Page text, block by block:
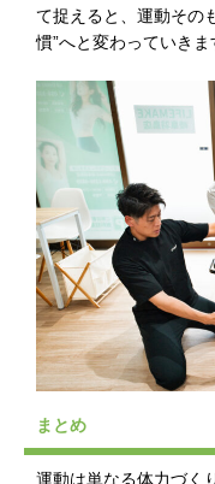
て捉えると、運動その
慣”へと変わっていきま
まとめ
運動は単なる体力づく